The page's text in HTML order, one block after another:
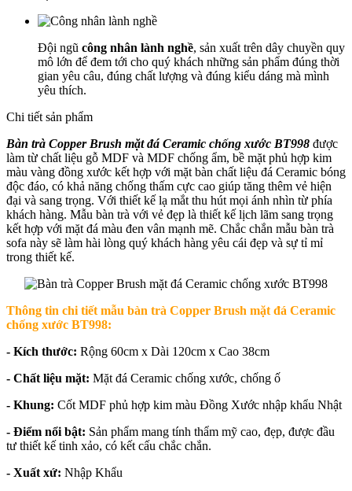
Đội ngũ công nhân lành nghề, sản xuất trên dây chuyền quy
mô lớn để đem tới cho quý khách những sản phẩm đúng thời
gian yêu câu, đúng chất lượng và đúng kiểu dáng mà mình
yêu thích.
Chi tiết sản phẩm
Bàn trà Copper Brush mặt đá Ceramic chống xước BT998 được
làm từ chất liệu gỗ MDF và MDF chống ẩm, bề mặt phủ hợp kim
màu vàng đồng xước kết hợp với mặt bàn chất liệu đá Ceramic bóng
độc đáo, có khả năng chống thấm cực cao giúp tăng thêm vẻ hiện
đại và sang trọng. Với thiết kế lạ mắt thu hút mọi ánh nhìn từ phía
khách hàng. Mẫu bàn trà với vẻ đẹp là thiết kế lịch lãm sang trọng
kết hợp với mặt đá màu đen vân mạnh mẽ. Chắc chắn mẫu bàn trà
sofa này sẽ làm hài lòng quý khách hàng yêu cái đẹp và sự tỉ mỉ
trong thiết kế.
Thông tin chi tiết mẫu bàn trà Copper Brush mặt đá Ceramic
chống xước BT998:
- Kích thước: Rộng 60cm x Dài 120cm x Cao 38cm
- Chất liệu mặt: Mặt đá Ceramic chống xước, chống ố
- Khung: Cốt MDF phủ hợp kim màu Đồng Xước nhập khẩu Nhật
- Điểm nổi bật: Sản phẩm mang tính thẩm mỹ cao, đẹp, được đầu
tư thiết kế tinh xảo, có kết cấu chắc chắn.
- Xuất xứ: Nhập Khẩu